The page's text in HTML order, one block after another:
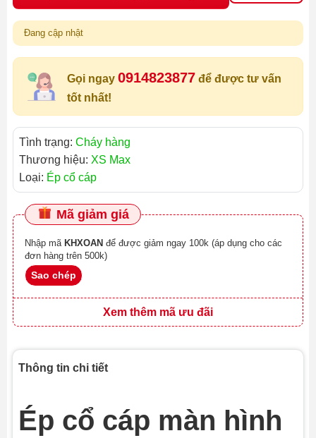
Đang cập nhật
Gọi ngay 0914823877 để được tư vấn
tốt nhất!
Tình trạng: Cháy hàng
Thương hiệu: XS Max
Loại: Ép cổ cáp
Mã giảm giá
Nhập mã KHXOAN
đơn hàng trên 500k)
Sao chép
Xem thêm mã ưu đãi
Thông tin chi tiết
Ép cổ cáp màn hình